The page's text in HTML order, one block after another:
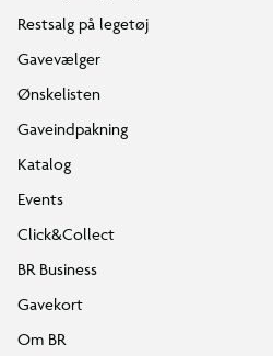
Restsalg på legetøj
Gavevælger
Ønskelisten
Gaveindpakning
Katalog
Events
Click&Collect
BR Business
Gavekort
Om BR